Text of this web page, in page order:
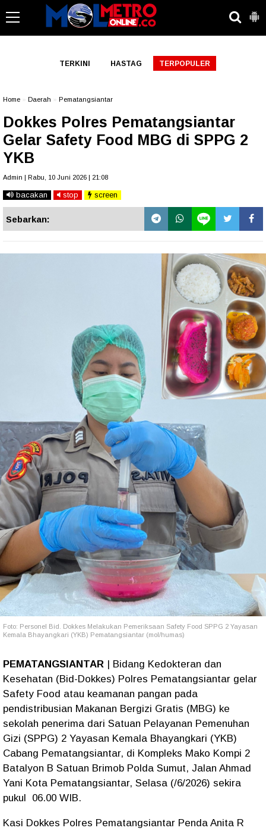
TERKINI HASTAG TERPOPULER
Home Daerah Pematangsiantar
Dokkes Polres Pematangsiantar
Gelar Safety Food MBG di SPPG 2
YKB
Admin | Rabu, 10 Juni 2026 | 21:08
bacakan stop screen
Sebarkan:
Foto: Personel Bid. Dokkes Melakukan Pemeriksaan Safety Food SPPG 2 Yayasan
Kemala Bhayangkari (YKB) Pematangsiantar (mol/humas)
PEMATANGSIANTAR | Bidang Kedokteran dan
Kesehatan (Bid-Dokkes) Polres Pematangsiantar gelar
Safety Food atau keamanan pangan pada
pendistribusian Makanan Bergizi Gratis (MBG) ke
sekolah penerima dari Satuan Pelayanan Pemenuhan
Gizi (SPPG) 2 Yayasan Kemala Bhayangkari (YKB)
Cabang Pematangsiantar, di Kompleks Mako Kompi 2
Batalyon B Satuan Brimob Polda Sumut, Jalan Ahmad
Yani Kota Pematangsiantar, Selasa (/6/2026) sekira
pukul 06.00 WIB.
Kasi Dokkes Polres Pematangsiantar Penda Anita R